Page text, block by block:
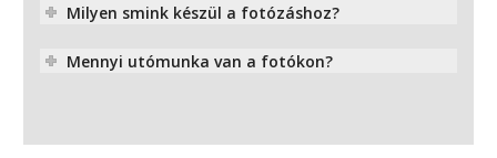
Milyen smink készül a fotózáshoz?
Mennyi utómunka van a fotókon?